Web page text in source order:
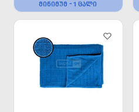
ᲛᲘᲜᲘᲛᲣᲛ - 1 ᲪᲐᲚᲘ